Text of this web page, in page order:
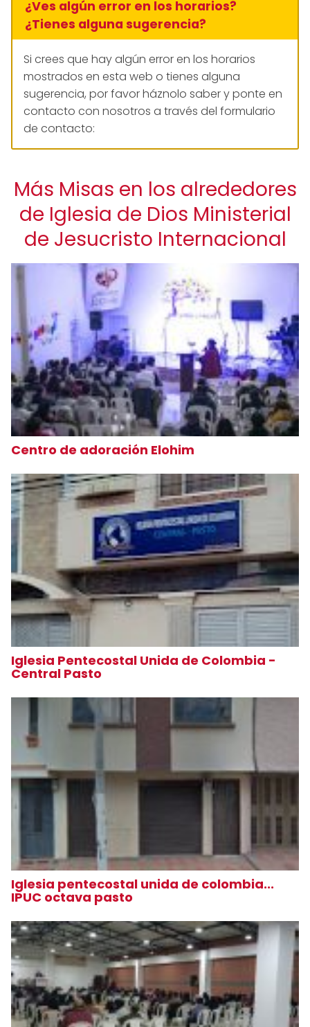
¿Ves algún error en los horarios?
¿Tienes alguna sugerencia?
Si crees que hay algún error en los horarios
mostrados en esta web o tienes alguna
sugerencia, por favor háznolo saber y ponte en
contacto con nosotros a través del formulario
de contacto:
Más Misas en los alrededores
de Iglesia de Dios Ministerial
de Jesucristo Internacional
Centro de adoración Elohim
Iglesia Pentecostal Unida de Colombia -
Central Pasto
Iglesia pentecostal unida de colombia...
IPUC octava pasto